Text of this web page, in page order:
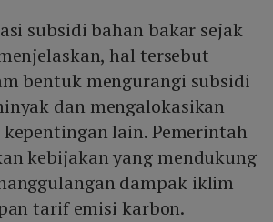
subsidi bahan bakar sejak
hal tersebut
bentuk mengurangi subsidi
dan mengalokasikan
lain. Pemerintah
kebijakan yang mendukung
dampak iklim
tarif emisi karbon.